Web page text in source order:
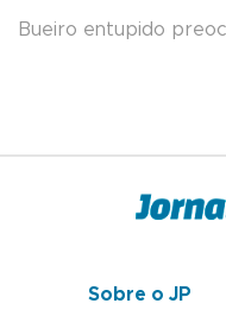
Bueiro entupido
Sobre o JP